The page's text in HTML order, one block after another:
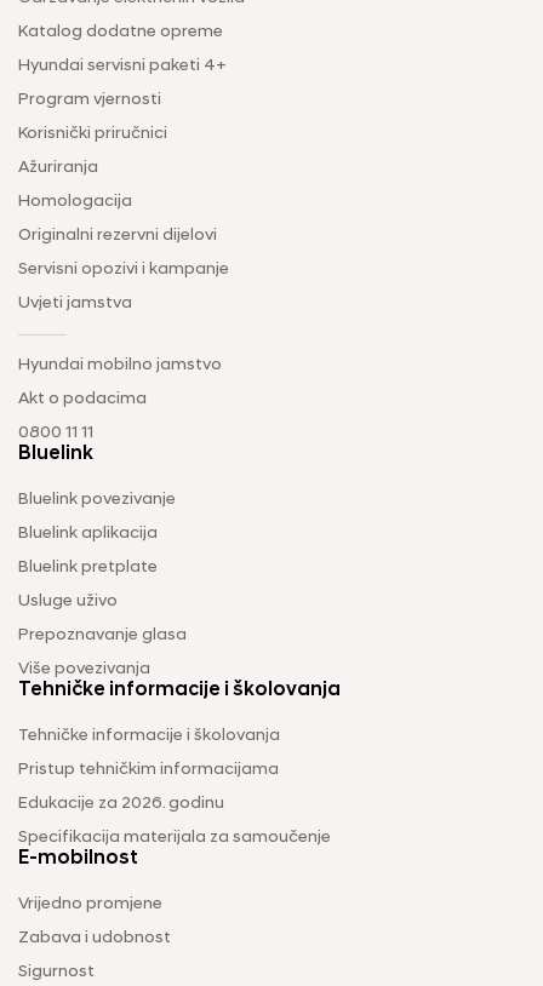
Katalog dodatne opreme
Hyundai servisni paketi 4+
Program vjernosti
Korisnički priručnici
Ažuriranja
Homologacija
Originalni rezervni dijelovi
Servisni opozivi i kampanje
Uvjeti jamstva
Hyundai mobilno jamstvo
Akt o podacima
0800 11 11
Bluelink
Bluelink povezivanje
Bluelink aplikacija
Bluelink pretplate
Usluge uživo
Prepoznavanje glasa
Više povezivanja
Tehničke informacije i školovanja
Tehničke informacije i školovanja
Pristup tehničkim informacijama
Edukacije za 2026. godinu
Specifikacija materijala za samoučenje
E-mobilnost
Vrijedno promjene
Zabava i udobnost
Sigurnost